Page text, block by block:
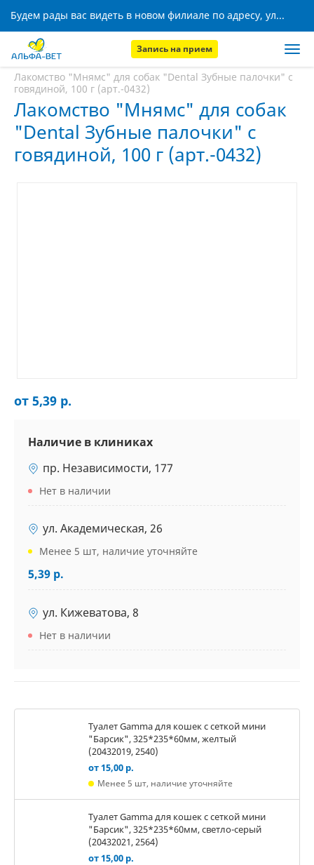
Будем рады вас видеть в новом филиале по адресу, ул. Кижеватова, 8!
Запись на прием
Главная
Лакомство "Мнямс" для собак "Dental Зубные палочки" с
говядиной, 100 г (арт.-0432)
Лакомство "Мнямс" для собак
"Dental Зубные палочки" с
говядиной, 100 г (арт.-0432)
от 5,39 р.
Наличие в клиниках
пр. Независимости, 177
Нет в наличии
ул. Академическая, 26
Менее 5 шт, наличие уточняйте
5,39 р.
ул. Кижеватова, 8
Нет в наличии
Туалет Gamma для кошек c сеткой мини
"Барсик", 325*235*60мм, желтый
(20432019, 2540)
от 15,00 р.
Менее 5 шт, наличие уточняйте
Туалет Gamma для кошек c сеткой мини
"Барсик", 325*235*60мм, светло-серый
(20432021, 2564)
от 15,00 р.